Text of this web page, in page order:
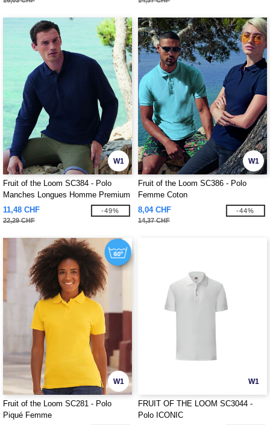
W1
Fruit of the Loom SC384 - Polo
Manches Longues Homme Premium
11,48 CHF
22,29 CHF
-49%
W1
Fruit of the Loom SC386 - Polo
Femme Coton
8,04 CHF
14,37 CHF
-44%
W1
Fruit of the Loom SC281 - Polo
Piqué Femme
W1
FRUIT OF THE LOOM SC3044 -
Polo ICONIC